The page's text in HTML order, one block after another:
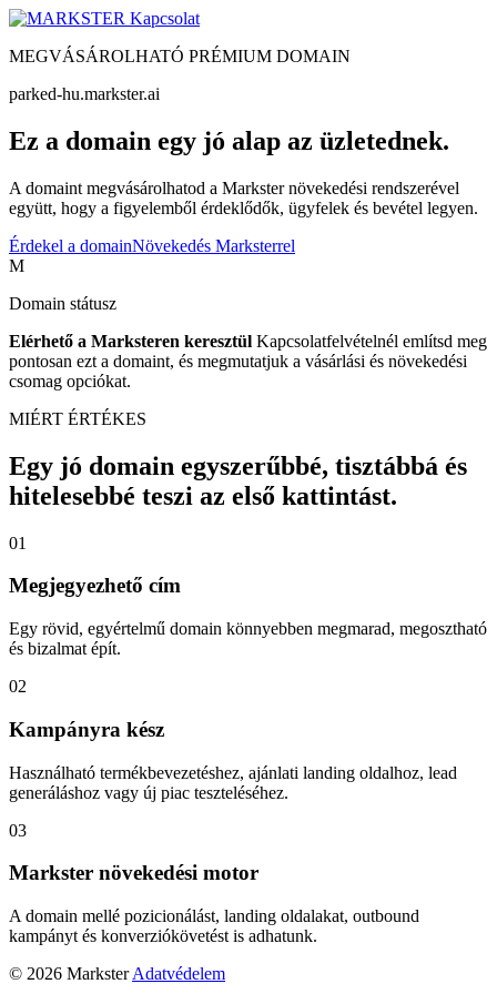
Kapcsolat
MEGVÁSÁROLHATÓ PRÉMIUM DOMAIN
parked-hu.markster.ai
Ez a domain egy jó alap az üzletednek.
A domaint megvásárolhatod a Markster növekedési rendszerével
együtt, hogy a figyelemből érdeklődők, ügyfelek és bevétel legyen.
Érdekel a domainNövekedés Marksterrel
M
Domain státusz
Elérhető a Marksteren keresztül Kapcsolatfelvételnél említsd meg
pontosan ezt a domaint, és megmutatjuk a vásárlási és növekedési
csomag opciókat.
MIÉRT ÉRTÉKES
Egy jó domain egyszerűbbé, tisztábbá és
hitelesebbé teszi az első kattintást.
01
Megjegyezhető cím
Egy rövid, egyértelmű domain könnyebben megmarad, megosztható
és bizalmat épít.
02
Kampányra kész
Használható termékbevezetéshez, ajánlati landing oldalhoz, lead
generáláshoz vagy új piac teszteléséhez.
03
Markster növekedési motor
A domain mellé pozicionálást, landing oldalakat, outbound
kampányt és konverziókövetést is adhatunk.
© 2026 Markster Adatvédelem